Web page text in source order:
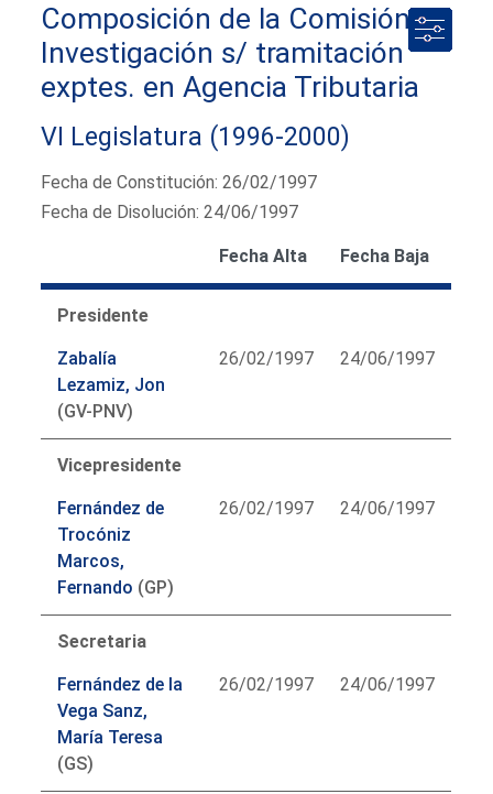
Composición de la Comisión de
Investigación s/ tramitación
exptes. en Agencia Tributaria
VI Legislatura (1996-2000)
Fecha de Constitución: 26/02/1997
Fecha de Disolución: 24/06/1997
Fecha Alta Fecha Baja
Presidente
Zabalía
Lezamiz, Jon
(GV-PNV)
26/02/1997 24/06/1997
Vicepresidente
Fernández de
Trocóniz
Marcos,
Fernando (GP)
26/02/1997 24/06/1997
Secretaria
Fernández de la
Vega Sanz,
María Teresa
(GS)
26/02/1997 24/06/1997